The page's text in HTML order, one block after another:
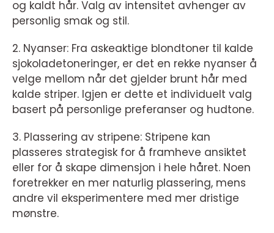
og kaldt hår. Valg av intensitet avhenger av
personlig smak og stil.
2. Nyanser: Fra askeaktige blondtoner til kalde
sjokoladetoneringer, er det en rekke nyanser å
velge mellom når det gjelder brunt hår med
kalde striper. Igjen er dette et individuelt valg
basert på personlige preferanser og hudtone.
3. Plassering av stripene: Stripene kan
plasseres strategisk for å framheve ansiktet
eller for å skape dimensjon i hele håret. Noen
foretrekker en mer naturlig plassering, mens
andre vil eksperimentere med mer dristige
mønstre.